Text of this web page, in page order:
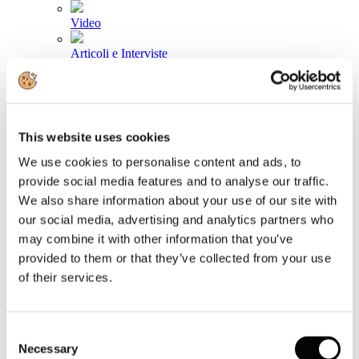
This website uses cookies
We use cookies to personalise content and ads, to
provide social media features and to analyse our traffic.
We also share information about your use of our site with
our social media, advertising and analytics partners who
may combine it with other information that you’ve
provided to them or that they’ve collected from your use
of their services.
Selection
Necessary
Video
Articoli e Interviste
Come aderire
Login
Dettagli